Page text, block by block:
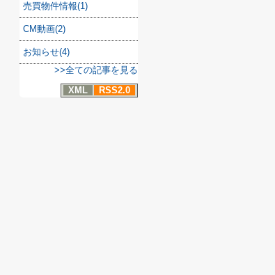
売買物件情報(1)
CM動画(2)
お知らせ(4)
>>全ての記事を見る
XML
RSS2.0